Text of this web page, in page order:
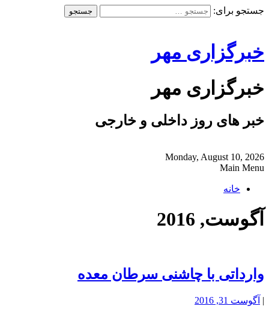
جستجو برای:
خبرگزاری مهر
خبرگزاری مهر
خبر های روز داخلی و خارجی
Monday, August 10, 2026
Main Menu
خانه
آگوست, 2016
وارداتی با چاشنی سرطان معده
| آگوست 31, 2016